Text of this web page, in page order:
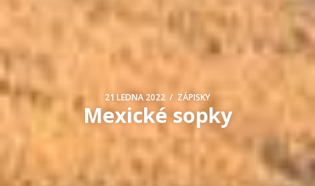
21 LEDNA 2022 / ZÁPISKY
Mexické sopky